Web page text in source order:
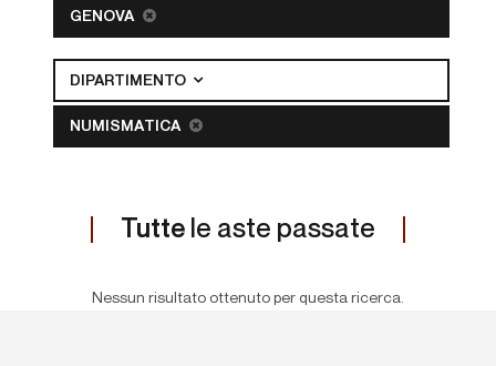
GENOVA
DIPARTIMENTO
NUMISMATICA
Tutte le aste passate
Nessun risultato ottenuto per questa ricerca.